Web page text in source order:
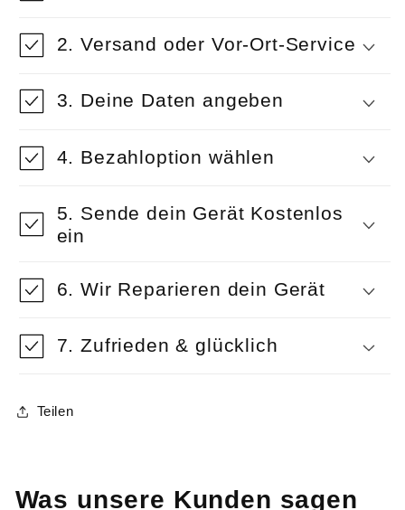
2. Versand oder Vor-Ort-Service
3. Deine Daten angeben
4. Bezahloption wählen
5. Sende dein Gerät Kostenlos
ein
6. Wir Reparieren dein Gerät
7. Zufrieden & glücklich
Teilen
Was unsere Kunden sagen